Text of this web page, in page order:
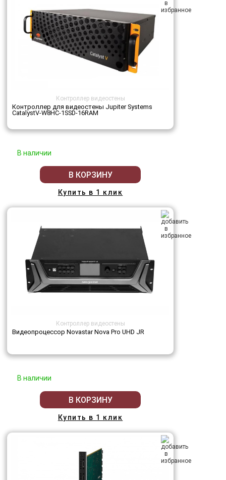
Контроллер видеостены
Контроллер для видеостены Jupiter Systems
CatalystV-W8HC-1SSD-16RAM
В наличии
В КОРЗИНУ
Купить в 1 клик
Контроллер видеостены
Видеопроцессор Novastar Nova Pro UHD JR
В наличии
В КОРЗИНУ
Купить в 1 клик